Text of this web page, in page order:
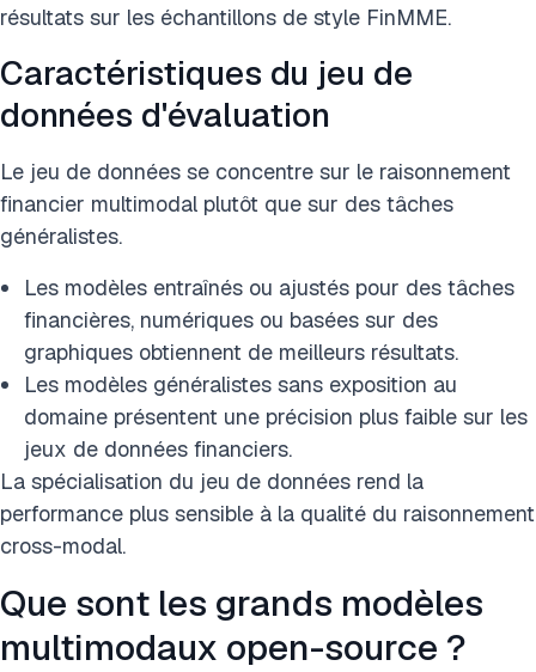
résultats sur les échantillons de style FinMME.
Caractéristiques du jeu de
données d'évaluation
Le jeu de données se concentre sur le raisonnement
financier multimodal plutôt que sur des tâches
généralistes.
Les modèles entraînés ou ajustés pour des tâches
financières, numériques ou basées sur des
graphiques obtiennent de meilleurs résultats.
Les modèles généralistes sans exposition au
domaine présentent une précision plus faible sur les
jeux de données financiers.
La spécialisation du jeu de données rend la
performance plus sensible à la qualité du raisonnement
cross-modal.
Que sont les grands modèles
multimodaux open-source ?